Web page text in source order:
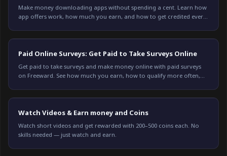
Make money downloading apps without spending a cent. Learn how
app offers work, how much you earn, and how to get credited every
Paid Online Surveys: Get Paid to Take Surveys Online
Get paid to take surveys and make money online with paid surveys
on Freeward. See how much you earn, how to qualify more often,
Watch Videos & Earn money and Coins
Watch short videos and get rewarded with 200–500 coins each. No
skills needed — just watch and earn.